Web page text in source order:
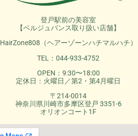
登戸駅前の美容室
【ベルジュバンス取り扱い店舗】
HairZone808（ヘアーゾーンハチマルハチ）
TEL：044-933-4752
OPEN：9:30〜18:00
定休日：火曜日／第2・第4月曜日
〒214-0014
神奈川県川崎市多摩区登戸 3351-6
オリオンコート1F